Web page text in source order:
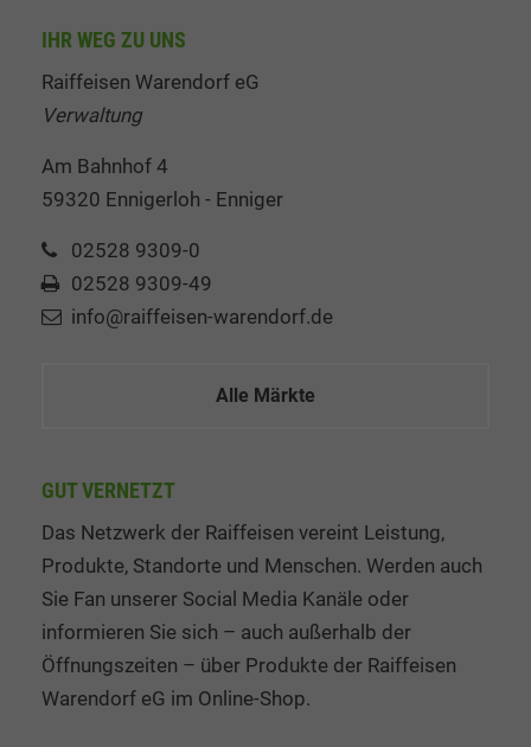
IHR WEG ZU UNS
Raiffeisen Warendorf eG
Verwaltung
Am Bahnhof 4
59320 Ennigerloh - Enniger
02528 9309-0
02528 9309-49
info@raiffeisen-warendorf.de
Alle Märkte
GUT VERNETZT
Das Netzwerk der Raiffeisen vereint Leistung,
Produkte, Standorte und Menschen. Werden auch
Sie Fan unserer Social Media Kanäle oder
informieren Sie sich – auch außerhalb der
Öffnungszeiten – über Produkte der Raiffeisen
Warendorf eG im Online-Shop.